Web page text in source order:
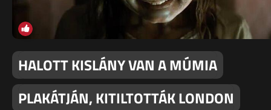
HALOTT KISLÁNY VAN A MÚMIA
PLAKÁTJÁN, KITILTOTTÁK LONDON